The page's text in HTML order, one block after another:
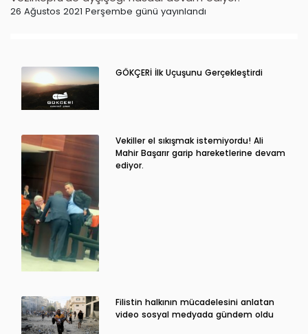
26 Ağustos 2021 Perşembe günü yayınlandı
GÖKÇERİ İlk Uçuşunu Gerçekleştirdi
Vekiller el sıkışmak istemiyordu! Ali
Mahir Başarır garip hareketlerine devam
ediyor.
Filistin halkının mücadelesini anlatan
video sosyal medyada gündem oldu